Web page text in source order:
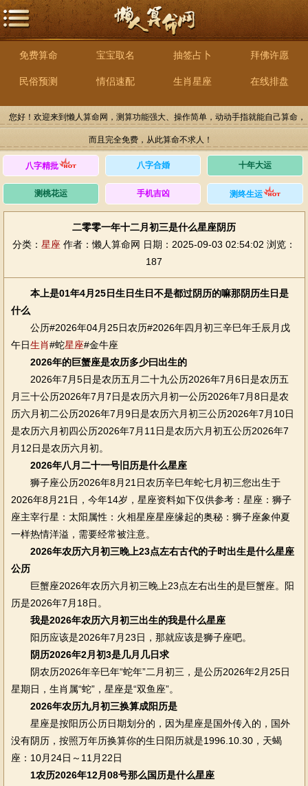
免费算命 宝宝取名 抽签占卜 拜佛许愿
民俗预测 情侣速配 生肖星座 在线排盘
您好！欢迎来到懒人算命网，测算功能强大、操作简单，动动手指就能自己算命，
而且完全免费，从此算命不求人！
八字精批 八字合婚 十年大运
测桃花运 手机吉凶 测终生运
二零零一年十二月初三是什么星座阴历
分类： 星座 作者：懒人算命网 日期：2025-09-03 02:54:02 浏览：
187
本上是01年4月25日生日生日不是都过阴历的嘛那阴历生日是
什么
公历#2026年04月25日农历#2026年四月初三辛巳年壬辰月戊
午日生肖#蛇星座#金牛座
2026年的巨蟹座是农历多少曰出生的
2026年7月5日是农历五月二十九公历2026年7月6日是农历五
月三十公历2026年7月7日是农历六月初一公历2026年7月8日是农
历六月初二公历2026年7月9日是农历六月初三公历2026年7月10日
是农历六月初四公历2026年7月11日是农历六月初五公历2026年7
月12日是农历六月初。
2026年八月二十一号旧历是什么星座
狮子座公历2026年8月21日农历辛巳年蛇七月初三您出生于
2026年8月21日，今年14岁，星座资料如下仅供参考：星座：狮子
座主宰行星：太阳属性：火相星座星座缘起的奥秘：狮子座象仲夏
一样热情洋溢，需要经常被注意。
2026年农历六月初三晚上23点左右古代的子时出生是什么星座
公历
巨蟹座2026年农历六月初三晚上23点左右出生的是巨蟹座。阳
历是2026年7月18日。
我是2026年农历六月初三出生的我是什么星座
阳历应该是2026年7月23日，那就应该是狮子座吧。
阴历2026年2月初3是几月几日求
阴农历2026年辛巳年“蛇年”二月初三，是公历2026年2月25日
星期日，生肖属“蛇”，星座是“双鱼座”。
2026年农历九月初三换算成阳历是
星座是按阳历公历日期划分的，因为星座是国外传入的，国外
没有阴历，按照万年历换算你的生日阳历就是1996.10.30，天蝎
座：10月24日～11月22日
1农历2026年12月08号那么国历是什么星座